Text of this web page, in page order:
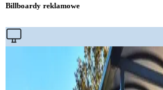
Billboardy reklamowe